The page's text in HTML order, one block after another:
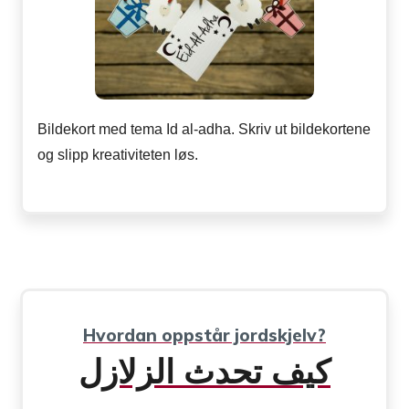
Bildekort med tema Id al-adha. Skriv ut bildekortene
og slipp kreativiteten løs.
Hvordan oppstår jordskjelv?
كيف تحدث الزلازل